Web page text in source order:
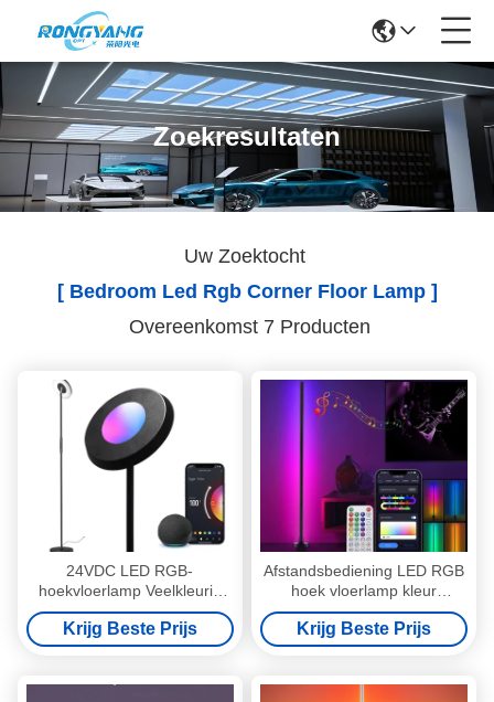
Zoekresultaten
Uw Zoektocht
[ Bedroom Led Rgb Corner Floor Lamp ]
Overeenkomst 7 Producten
24VDC LED RGB-
hoekvloerlamp Veelkleurig
Duurzaam voor slaapkamer
Krijg Beste Prijs
Afstandsbediening LED RGB
hoek vloerlamp kleur
veranderende AC85V-265V
Krijg Beste Prijs